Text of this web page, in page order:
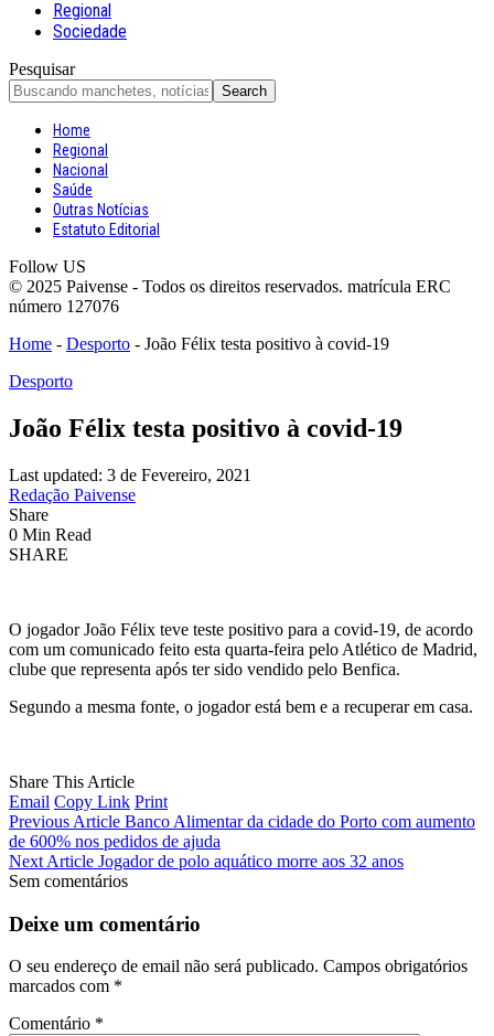
Regional
Sociedade
Pesquisar
Home
Regional
Nacional
Saúde
Outras Notícias
Estatuto Editorial
Follow US
© 2025 Paivense - Todos os direitos reservados. matrícula ERC
número 127076
Home - Desporto - João Félix testa positivo à covid-19
Desporto
João Félix testa positivo à covid-19
Last updated: 3 de Fevereiro, 2021
Redação Paivense
Share
0 Min Read
SHARE
O jogador João Félix teve teste positivo para a covid-19, de acordo
com um comunicado feito esta quarta-feira pelo Atlético de Madrid,
clube que representa após ter sido vendido pelo Benfica.
Segundo a mesma fonte, o jogador está bem e a recuperar em casa.
Share This Article
Email Copy Link Print
Previous Article Banco Alimentar da cidade do Porto com aumento
de 600% nos pedidos de ajuda
Next Article Jogador de polo aquático morre aos 32 anos
Sem comentários
Deixe um comentário
O seu endereço de email não será publicado. Campos obrigatórios
marcados com *
Comentário *